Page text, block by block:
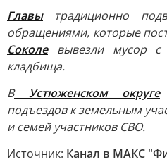
Главытрадиционно
обращениями, которые
Соколевывезли мусор с
кладбища.
ВУстюженском округе
подъездов к земельным
и семей участников СВО.
Источник: Канал в МАКС